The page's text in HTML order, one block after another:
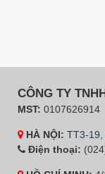
CÔNG TY
MST: 0107626914
HÀ NỘI: TT3-
Điện thoại: